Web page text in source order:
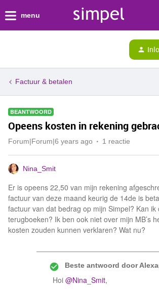
menu
Factuur & betalen
BEANTWOORD
Opeens kosten in rekening
Forum|Forum|6 years ago 1 reactie
Nina_Smit
Er is opeens 22,50 van mijn rekening
factuur van deze maand keurig de 14de is
factuur van dat bedrag op mijn Simpel? Kan ik
terugboeken? Ik ben ook niet over mijn MB’s
kosten zouden kunnen verklaren? Wat nu?
Beste antwoord door
Hoi @Nina_Smit,